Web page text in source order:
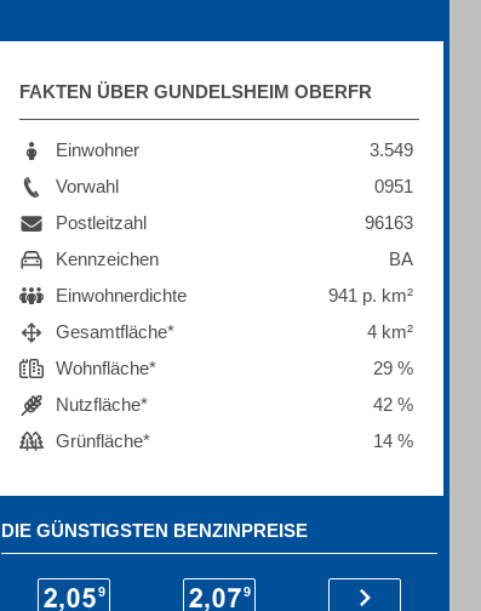
FAKTEN ÜBER GUNDELSHEIM OBERFR
Einwohner
3.549
Vorwahl
0951
Postleitzahl
96163
Kennzeichen
BA
Einwohnerdichte
941 p. km²
Gesamtfläche*
4 km²
Wohnfläche*
29 %
Nutzfläche*
42 %
Grünfläche*
14 %
DIE GÜNSTIGSTEN BENZINPREISE